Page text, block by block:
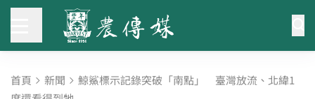
首頁 新聞 鯨鯊標示記錄突破「南點」 臺灣放流、北緯1